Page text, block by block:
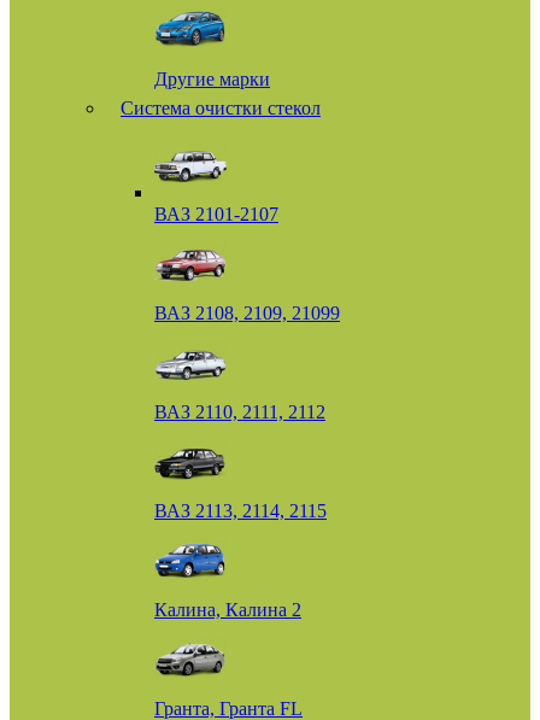
Другие марки
Система очистки стекол
ВАЗ 2101-2107
ВАЗ 2108, 2109, 21099
ВАЗ 2110, 2111, 2112
ВАЗ 2113, 2114, 2115
Калина, Калина 2
Гранта, Гранта FL